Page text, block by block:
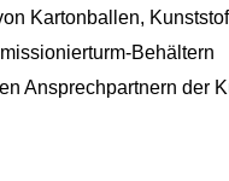
Kartonballen,
Behältern
Ansprechpartnern der